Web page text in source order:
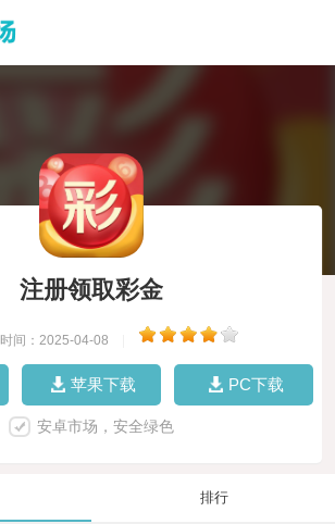
注册领取彩金
时间：2025-04-08
苹果下载 PC下载
安卓市场，安全绿色
排行